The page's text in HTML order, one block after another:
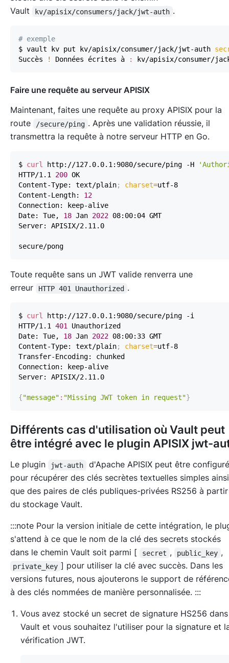
Vault
kv/apisix/consumers/jack/jwt-auth .
# exemple
$ vault kv put kv/apisix/consumer/jack/jwt-auth
Succès
! Données écrites à :
Faire une requête au serveur APISIX
Maintenant, faites une requête au proxy APISIX pour la
route
/secure/ping . Après une validation réussie, il
transmettra la requête à notre serveur HTTP en Go.
$ curl http://127.0.0.1:9080/secure/ping -H
HTTP/1.1 200
Content-Type: text/plain; charset=
Content-Length: 12
Date: Tue, 18 Jan 2022
Toute requête sans un JWT valide renverra une
erreur
HTTP 401 Unauthorized .
$ curl
HTTP/1.1 401
Date: Tue, 18 Jan 2022
Content-Type: text/plain; charset=
{"message" : "Missing JWT token in request"}
Différents cas d'utilisation où Vault peut
être intégré avec le plugin APISIX jwt-
Le plugin jwt-auth
d'Apache APISIX peut être
pour récupérer des clés secrètes textuelles simples ainsi
que des paires de clés publiques-privées RS256 à partir
du stockage Vault.
:::note Pour la version initiale de cette intégration, le
s'attend à ce que le nom de la clé des secrets stockés
dans le chemin Vault soit parmi [
secret , public_key ,
private_key ] pour utiliser la clé avec succès. Dans les
versions futures, nous ajouterons le support de
à des clés nommées de manière personnalisée. :::
Vous avez stocké un secret de signature HS256 dans
Vault et vous souhaitez l'utiliser pour la signature et
vérification JWT.